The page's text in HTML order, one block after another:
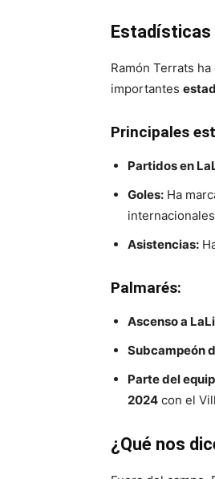
Estadísticas
Ramón Terrats
importantes
Principales
Partidos en
Goles: Ha
Asistencias:
Palmarés:
Ascenso a
Subcampeón
Parte del
2024 con el
¿Qué nos